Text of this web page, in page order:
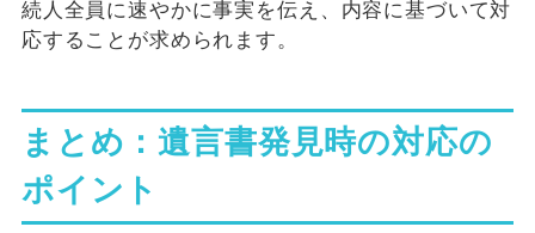
続人全員に速やかに事実を伝え、内容に基づいて対
応することが求められます。
まとめ：遺言書発見時の対応の
ポイント